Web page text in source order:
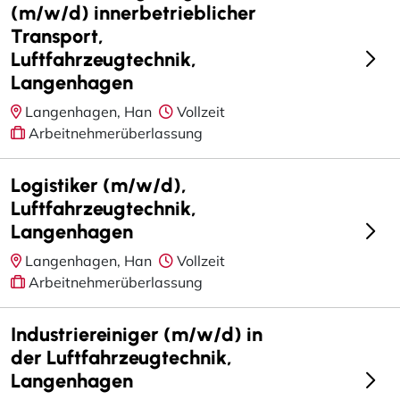
(m/w/d) innerbetrieblicher
Transport,
Luftfahrzeugtechnik,
Langenhagen
Langenhagen, Han
Vollzeit
Arbeitnehmerüberlassung
Logistiker (m/w/d),
Luftfahrzeugtechnik,
Langenhagen
Langenhagen, Han
Vollzeit
Arbeitnehmerüberlassung
Industriereiniger (m/w/d) in
der Luftfahrzeugtechnik,
Langenhagen